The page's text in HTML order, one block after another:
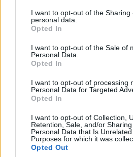
I want to opt-out of the Sharing
personal data.
Opted In
I want to opt-out of the Sale of
Personal Data.
Opted In
I want to opt-out of processing
Personal Data for Targeted
Opted In
I want to opt-out of Collection,
Retention, Sale, and/or
Personal Data that Is
Purposes for which it was
Opted Out
KEDVES OLVASÓNK!
A keresett cikk a portfolio.hu
regisztrációhoz kötött.
Az előfizetés a következőket
Portfolio.hu teljes
Kötéslisták: BÉT elmúlt 2
Előfizetés